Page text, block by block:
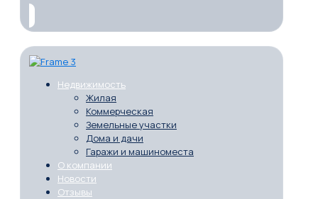
Недвижимость
Жилая
Коммерческая
Земельные участки
Дома и дачи
Гаражи и машиноместа
О компании
Новости
Отзывы